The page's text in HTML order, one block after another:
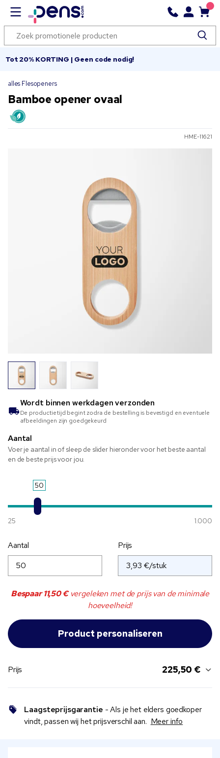
Tot 20% KORTING | Geen code nodig!
alles Flesopeners
Bamboe opener ovaal
HME-11621
Wordt binnen werkdagen verzonden
De productietijd begint zodra de bestelling is bevestigd en eventuele
afbeeldingen zijn goedgekeurd
Aantal
Voer je aantal in of sleep de slider hieronder voor het beste aantal
en de beste prijs voor jou.
50
25 1.000
Aantal Prijs
Bespaar11,50 €vergeleken met de prijs van de minimale
hoeveelheid!
Prijs 225,50 €
Laagsteprijsgarantie - Als je het elders goedkoper
vindt, passen wij het prijsverschil aan. Meer info